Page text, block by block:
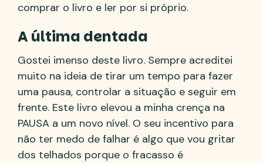
comprar o livro e ler por si próprio.
A última dentada
Gostei imenso deste livro. Sempre acreditei
muito na ideia de tirar um tempo para fazer
uma pausa, controlar a situação e seguir em
frente. Este livro elevou a minha crença na
PAUSA a um novo nível. O seu incentivo para
não ter medo de falhar é algo que vou gritar
dos telhados porque o fracasso é